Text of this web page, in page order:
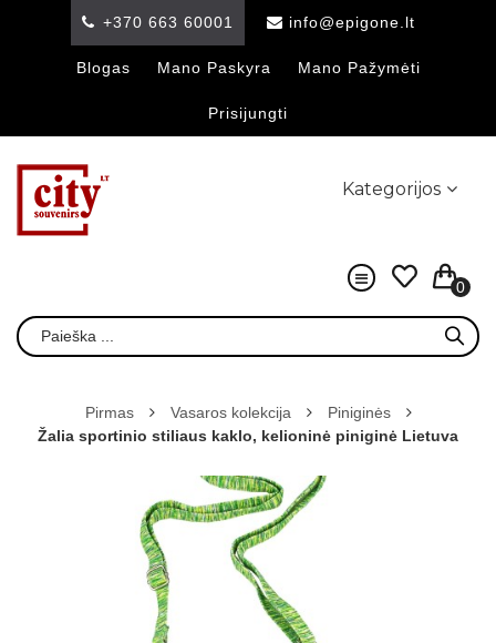
+370 663 60001 info@epigone.lt
Blogas Mano Paskyra Mano Pažymėti
Prisijungti
Kategorijos
0
Pirmas Vasaros kolekcija
Piniginės
Žalia sportinio stiliaus kaklo, kelioninė piniginė Lietuva